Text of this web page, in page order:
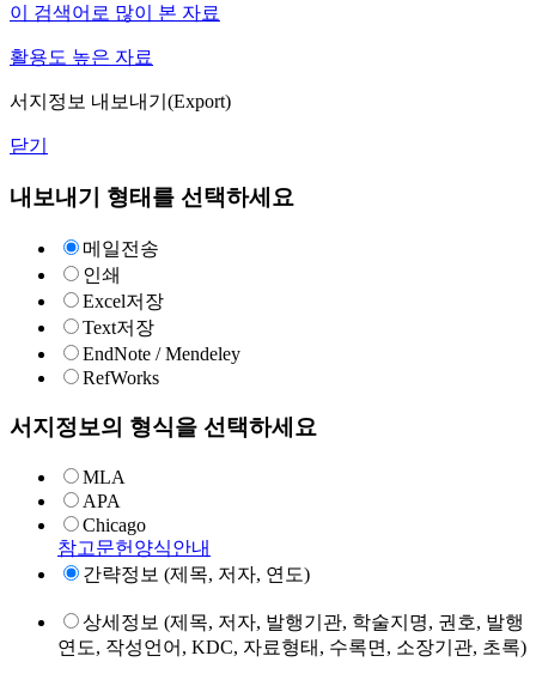
이 검색어로 많이 본 자료
활용도 높은 자료
서지정보 내보내기(Export)
닫기
내보내기 형태를 선택하세요
메일전송
인쇄
Excel저장
Text저장
EndNote / Mendeley
RefWorks
서지정보의 형식을 선택하세요
MLA
APA
Chicago
참고문헌양식안내
간략정보 (제목, 저자, 연도)
상세정보 (제목, 저자, 발행기관, 학술지명, 권호, 발행
연도, 작성언어, KDC, 자료형태, 수록면, 소장기관, 초록)